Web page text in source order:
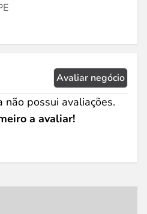
Avaliar negócio
não possui avaliações.
a avaliar!